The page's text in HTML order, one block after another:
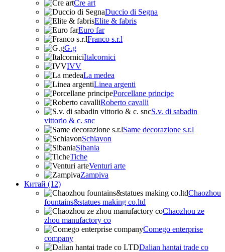
Cre art
Duccio di Segna
Elite & fabris
Euro far
Franco s.r.l
G.g
Italcornici
IVV
La medea
Linea argenti
Porcellane principe
Roberto cavalli
S.v. di sabadin
vittorio & c. snc
Same decorazione s.r.l
Schiavon
Sibania
Tiche
Venturi arte
Zampiva
Китай (12)
Chaozhou
fountains&statues making co.ltd
Chaozhou ze
zhou manufactory co
Comego enterprise
company
Dalian hantai trade co